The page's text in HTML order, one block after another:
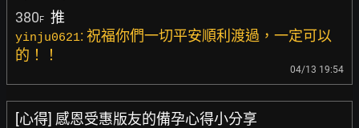
380F 推
yinju0621: 祝福你們一切平安順利渡過，一定可以
的！！
04/13 19:54
[心得] 感恩受惠版友的備孕心得小分享